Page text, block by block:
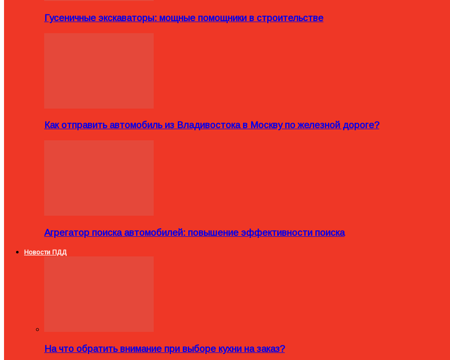
Гусеничные экскаваторы: мощные помощники в строительстве
Как отправить автомобиль из Владивостока в Москву по железной дороге?
Агрегатор поиска автомобилей: повышение эффективности поиска
Новости ПДД
На что обратить внимание при выборе кухни на заказ?